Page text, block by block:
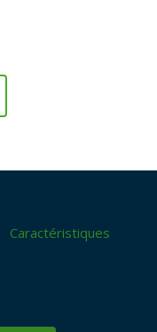
Caractéristiques